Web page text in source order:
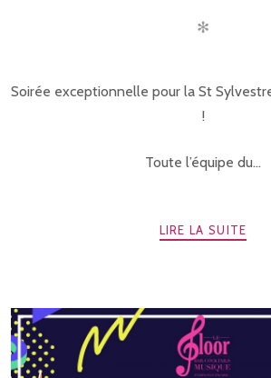
✻
Soirée exceptionnelle pour la St
!
Toute l’équipe du...
LIRE LA SUITE